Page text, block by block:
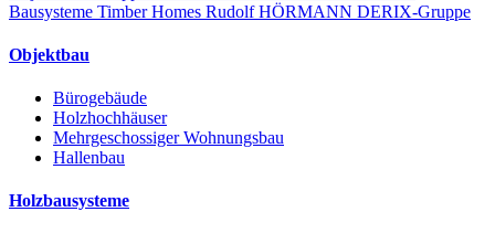
Bausysteme Timber Homes Rudolf HÖRMANN DERIX-Gruppe
Objektbau
Bürogebäude
Holzhochhäuser
Mehrgeschossiger Wohnungsbau
Hallenbau
Holzbausysteme